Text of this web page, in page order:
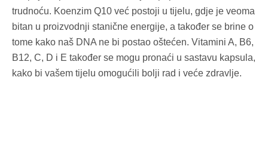
trudnoću. Koenzim Q10 već postoji u tijelu, gdje je veoma
bitan u proizvodnji stanične energije, a također se brine o
tome kako naš DNA ne bi postao oštećen. Vitamini A, B6,
B12, C, D i E također se mogu pronaći u sastavu kapsula,
kako bi vašem tijelu omogućili bolji rad i veće zdravlje.